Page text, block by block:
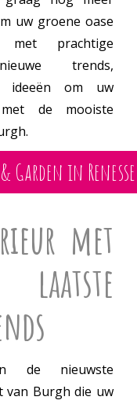
uw groene oase
prachtige
trends,
ideeën om uw
de mooiste
in Renesse
met
de nieuwste
van Burgh die uw